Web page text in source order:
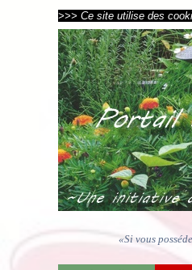
>>> Ce site utilise des
«Si vous